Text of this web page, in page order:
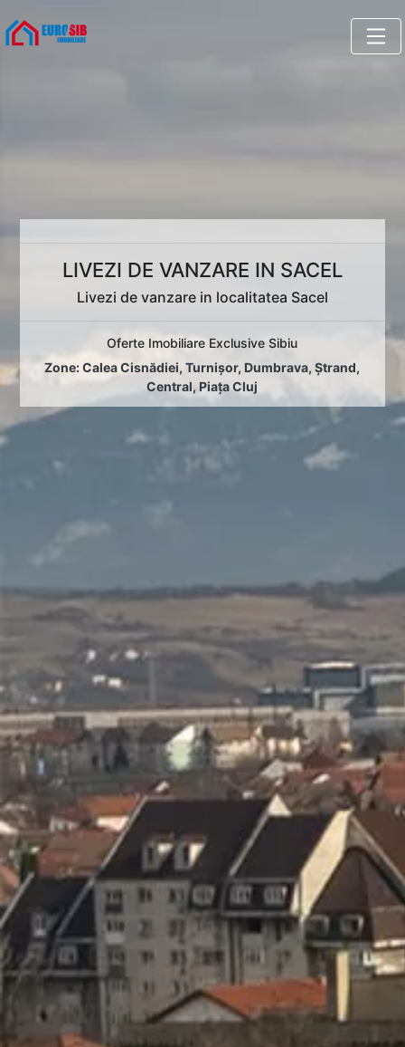
LIVEZI DE VANZARE IN SACEL
Livezi de vanzare in localitatea Sacel
Oferte Imobiliare Exclusive Sibiu
Zone:Calea Cisnădiei,Turnișor, Dumbrava,Ștrand,
Central,Piața Cluj